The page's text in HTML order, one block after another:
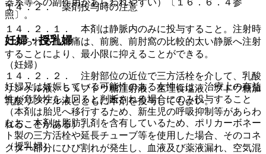
１４．２． 薬剤投与時の注意
１４．２．１． 本剤は静脈内のみに投与すること。注射時
にみられる血管痛は、前腕、前肘窩の比較的太い静脈へ注射
することにより、最小限に抑えることができる。
１４．２．２． 注射部位の近位で三方活栓を介して、乳酸
リンゲル液、５％ブドウ糖注射液、生理食塩液、ブドウ糖加
乳酸リンゲル液とともに本剤を投与してもよい。
なお、本剤は脂肪乳剤を含有しているため、ポリカーボネー
ト製の三方活栓や延長チューブ等を使用した場合、そのコネ
クター部分にひび割れが発生し、血液及び薬液漏れ、空気混
器系等への副作用があらわれやすい）〔１６．６．４参
照〕。
妊婦・授乳婦
（妊婦）
妊婦又は妊娠している可能性のある女性には、治療上の有益
性が危険性を上回ると判断される場合にのみ投与すること
（本剤は胎児へ移行するため、新生児の呼吸抑制等があらわ
れることがある）。
（授乳婦）